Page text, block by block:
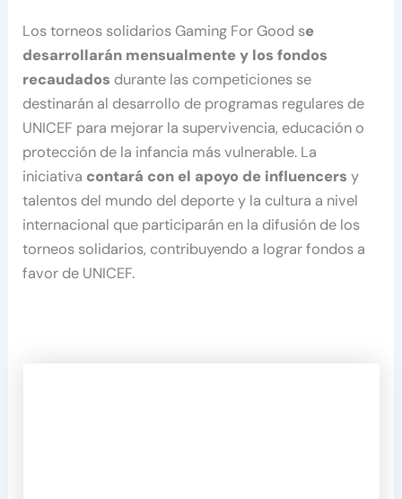
Los torneos solidarios Gaming For Good se
desarrollarán mensualmente y los fondos
recaudados durante las competiciones se
destinarán al desarrollo de programas regulares de
UNICEF para mejorar la supervivencia, educación o
protección de la infancia más vulnerable. La
iniciativa contará con el apoyo de influencersy
talentos del mundo del deporte y la cultura a nivel
internacional que participarán en la difusión de los
torneos solidarios, contribuyendo a lograr fondos a
favor de UNICEF.